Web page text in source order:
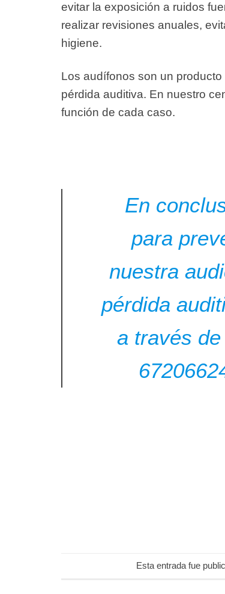
evitar la exposición a ruidos
realizar revisiones anuales,
higiene.
Los audífonos son un
pérdida auditiva. En nuestro
función de cada caso.
En
para
nuestra
pérdida
a través
Esta entrada fue